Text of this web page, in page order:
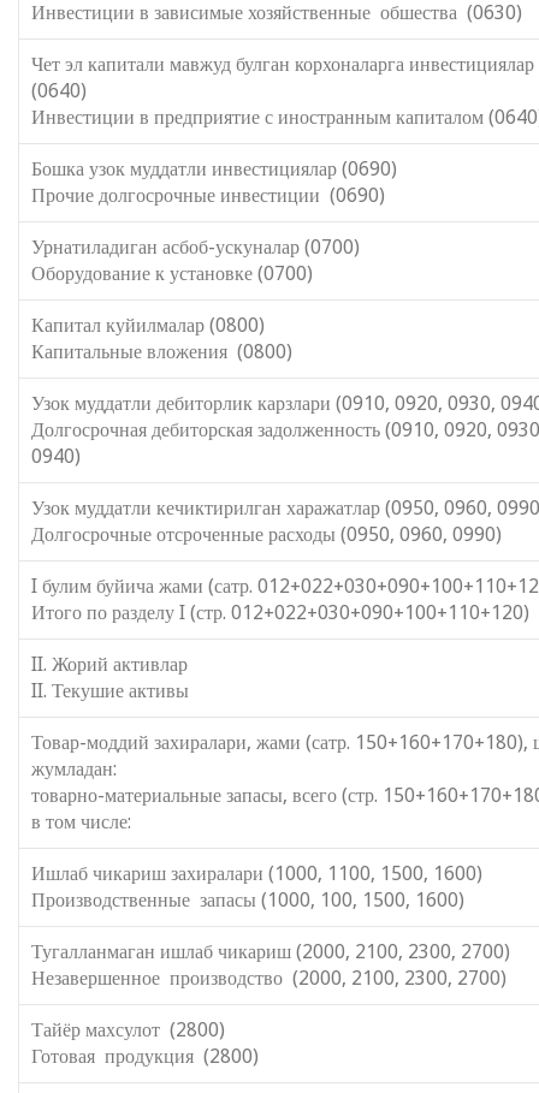
Инвестиции в зависимые хозяйственные обшества (0630)
Чет эл капитали мавжуд булган корхоналарга инвестициялар
(0640)
Инвестиции в предприятие с иностранным капиталом
Бошка узок муддатли инвестициялар (0690)
Прочие долгосрочные инвестиции (0690)
Урнатиладиган асбоб-ускуналар (0700)
Оборудование к установке (0700)
Капитал куйилмалар (0800)
Капитальные вложения (0800)
Узок муддатли дебиторлик карзлари (0910, 0920, 0930,
Долгосрочная дебиторская задолженность (0910, 0920,
0940)
Узок муддатли кечиктирилган харажатлар (0950, 0960,
Долгосрочные отсроченные расходы (0950, 0960, 0990)
I булим буйича жами (сатр.
Итого по разделу I (стр. 012+022+030+090+100+110+120)
II. Жорий
II. Текушие активы
Товар-моддий захиралари, жами (сатр. 150+160+170+180),
жумладан:
товарно-материальные запасы, всего (стр.
в том числе:
Ишлаб чикариш захиралари (1000, 1100, 1500, 1600)
Производственные запасы (1000, 100, 1500, 1600)
Тугалланмаган ишлаб чикариш (2000, 2100, 2300, 2700)
Незавершенное производство (2000, 2100, 2300, 2700)
Тайёр махсулот (2800)
Готовая продукция (2800)